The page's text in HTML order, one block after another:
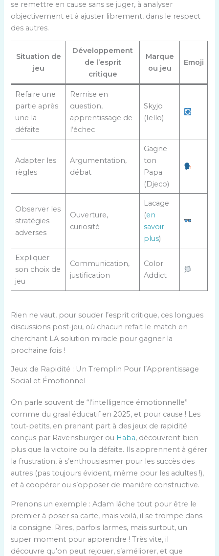
se remettre en cause sans se juger, à analyser
objectivement et à ajuster librement, dans le respect
des autres.
Situation de
jeu
Développement
de l’esprit
critique
Marque
ou jeu
Emoji
Refaire une
partie après
une la
défaite
Remise en
question,
apprentissage de
l’échec
Skyjo
(Iello)
Adapter les
règles
Argumentation,
débat
Gagne
ton
Papa
(Djeco)
Observer les
stratégies
adverses
Ouverture,
curiosité
Lacage
(en
savoir
plus)
Expliquer
son choix de
jeu
Communication,
justification
Color
Addict
Rien ne vaut, pour souder l’esprit critique, ces longues
discussions post-jeu, où chacun refait le match en
cherchant LA solution miracle pour gagner la
prochaine fois !
Jeux de Rapidité : Un Tremplin Pour l’Apprentissage
Social et Émotionnel
On parle souvent de “l’intelligence émotionnelle”
comme du graal éducatif en 2025, et pour cause ! Les
tout-petits, en prenant part à des jeux de rapidité
conçus par Ravensburger ou Haba, découvrent bien
plus que la victoire ou la défaite. Ils apprennent à gérer
la frustration, à s’enthousiasmer pour les succès des
autres (pas toujours évident, même pour les adultes !),
et à coopérer ou s’opposer de manière constructive.
Prenons un exemple : Adam lâche tout pour être le
premier à poser sa carte, mais voilà, il se trompe dans
la consigne. Rires, parfois larmes, mais surtout, un
super moment pour apprendre ! Très vite, il
découvre qu’on peut rejouer, s’améliorer, et que